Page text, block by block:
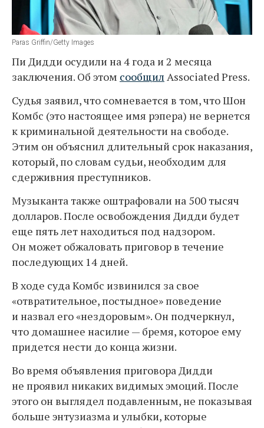
Paras Griffin/Getty Images
Пи Дидди осудили на 4 года и 2 месяца
заключения. Об этом сообщил Associated Press.
Судья заявил, что сомневается в том, что Шон
Комбс (это настоящее имя рэпера) не вернется
к криминальной деятельности на свободе.
Этим он объяснил длительный срок наказания,
который, по словам судьи, необходим для
сдерживния преступников.
Музыканта также оштрафовали на 500 тысяч
долларов. После освобождения Дидди будет
еще пять лет находиться под надзором.
Он может обжаловать приговор в течение
последующих 14 дней.
В ходе суда Комбс извинился за свое
«отвратительное, постыдное» поведение
и назвал его «нездоровым». Он подчеркнул,
что домашнее насилие — бремя, которое ему
придется нести до конца жизни.
Во время объявления приговора Дидди
не проявил никаких видимых эмоций. После
этого он выглядел подавленным, не показывая
больше энтузиазма и улыбки, которые